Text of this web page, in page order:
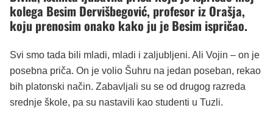
kolega Besim Dervišbegović, profesor iz Orašja,
koju prenosim onako kako ju je Besim ispričao.
Svi smo tada bili mladi, mladi i zaljubljeni. Ali Vojin – on je
posebna priča. On je volio Šuhru na jedan poseban, rekao
bih platonski način. Zabavljali su se od drugog razreda
srednje škole, pa su nastavili kao studenti u Tuzli.